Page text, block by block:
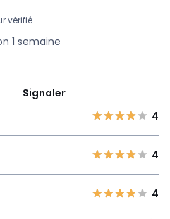
vérifié
1 semaine
Signaler
4
4
4